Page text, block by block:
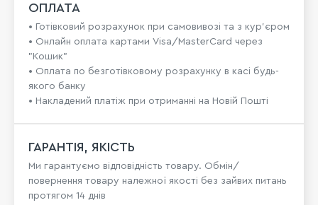
ОПЛАТА
• Готівковий розрахунок при самовивозі та з кур’єром
• Онлайн оплата картами Visa/MasterCard через
"Кошик"
• Оплата по безготівковому розрахунку в касі будь-
якого банку
• Накладений платіж при отриманні на Новій Пошті
ГАРАНТІЯ, ЯКІСТЬ
Ми гарантуємо відповідність товару. Обмін/
повернення товару належної якості без зайвих питань
протягом 14 днів